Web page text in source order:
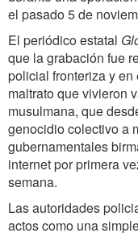
el pasado 5 de
El periódico estatal
que la grabación fue
policial fronteriza y
maltrato que vivieron
musulmana, que
genocidio colectivo a
gubernamentales
internet por primera
semana.
Las autoridades
actos como una